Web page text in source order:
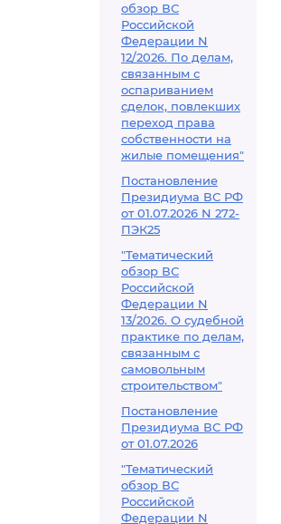
обзор ВС
Российской
Федерации N
12/2026. По делам,
связанным с
оспариванием
сделок, повлекших
переход права
собственности на
жилые помещения"
Постановление
Президиума ВС РФ
от 01.07.2026 N 272-
ПЭК25
"Тематический
обзор ВС
Российской
Федерации N
13/2026. О судебной
практике по делам,
связанным с
самовольным
строительством"
Постановление
Президиума ВС РФ
от 01.07.2026
"Тематический
обзор ВС
Российской
Федерации N